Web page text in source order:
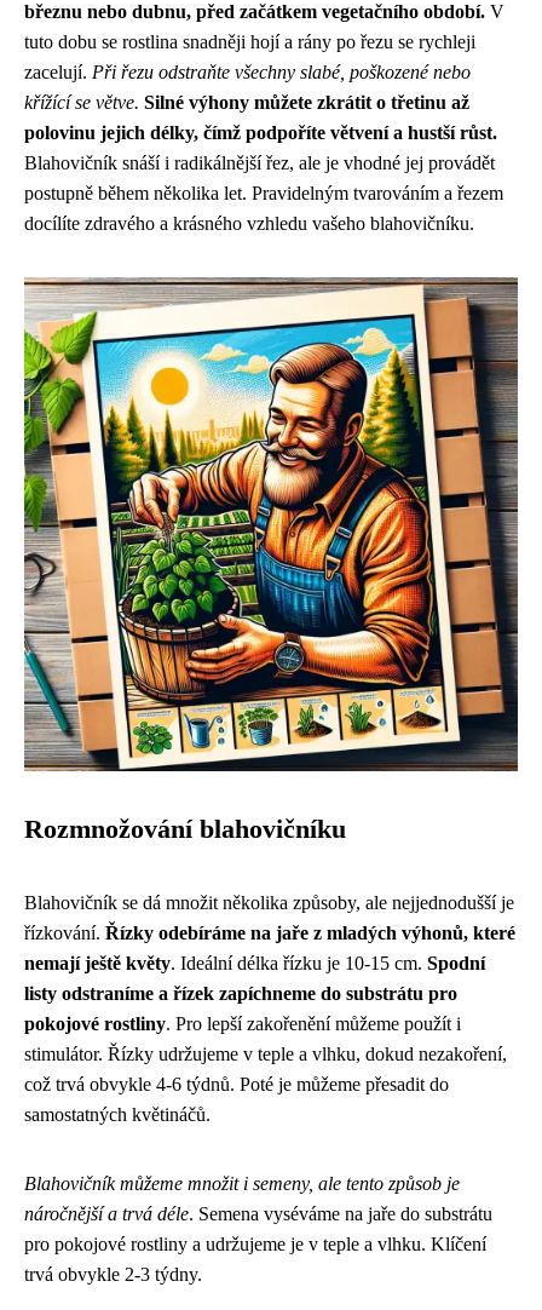
březnu nebo dubnu, před začátkem vegetačního období. V
tuto dobu se rostlina snadněji hojí a rány po řezu se rychleji
zacelují. Při řezu odstraňte všechny slabé, poškozené nebo
křížící se větve. Silné výhony můžete zkrátit o třetinu až
polovinu jejich délky, čímž podpoříte větvení a hustší růst.
Blahovičník snáší i radikálnější řez, ale je vhodné jej provádět
postupně během několika let. Pravidelným tvarováním a řezem
docílíte zdravého a krásného vzhledu vašeho blahovičníku.
Rozmnožování blahovičníku
Blahovičník se dá množit několika způsoby, ale nejjednodušší je
řízkování. Řízky odebíráme na jaře z mladých výhonů, které
nemají ještě květy. Ideální délka řízku je 10-15 cm. Spodní
listy odstraníme a řízek zapíchneme do substrátu pro
pokojové rostliny. Pro lepší zakořenění můžeme použít i
stimulátor. Řízky udržujeme v teple a vlhku, dokud nezakoření,
což trvá obvykle 4-6 týdnů. Poté je můžeme přesadit do
samostatných květináčů.
Blahovičník můžeme množit i semeny, ale tento způsob je
náročnější a trvá déle. Semena vyséváme na jaře do substrátu
pro pokojové rostliny a udržujeme je v teple a vlhku. Klíčení
trvá obvykle 2-3 týdny.